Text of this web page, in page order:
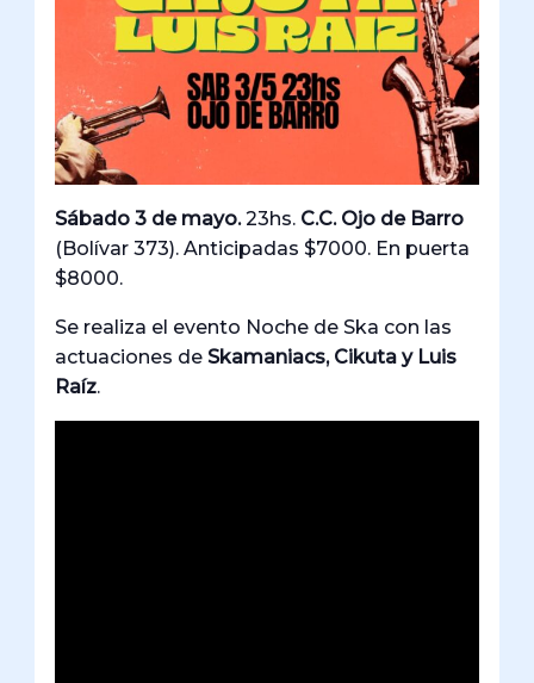
Sábado 3 de mayo.23hs. C.C. Ojo de Barro
(Bolívar 373). Anticipadas $7000. En puerta
$8000.
Se realiza el evento Noche de Ska con las
actuaciones deSkamaniacs, Cikuta y Luis
Raíz.